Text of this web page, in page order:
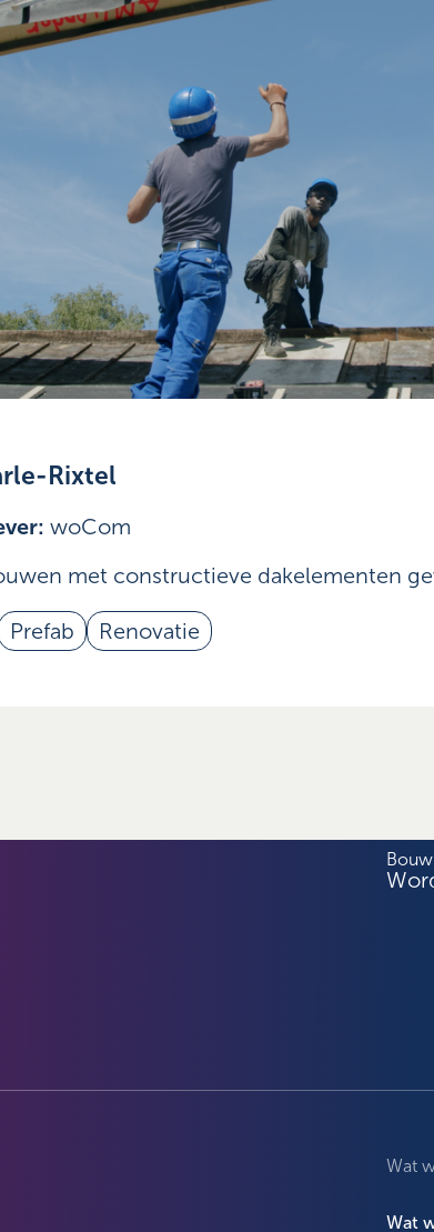
Rixtel
woCom
met constructieve dakelementen
Prefab Renovatie
Wat
Wat